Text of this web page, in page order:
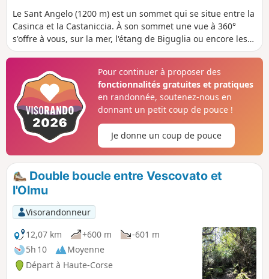
Le Sant Angelo (1200 m) est un sommet qui se situe entre la
Casinca et la Castaniccia. À son sommet une vue à 360°
s'offre à vous, sur la mer, l'étang de Biguglia ou encore les
villages et vallées alentours. La randonnée se fait en sous-
Pour continuer à proposer des
fonctionnalités gratuites et pratiques
en randonnée, soutenez-nous en
donnant un petit coup de pouce !
Je donne un coup de pouce
Double boucle entre Vescovato et
l'Olmu
Visorandonneur
12,07 km
+600 m
-601 m
5h 10
Moyenne
Départ à Haute-Corse